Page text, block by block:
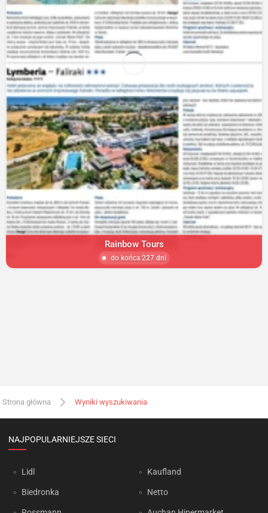
Rainbow Tours
do końca 227 dni
Strona główna Wyniki wyszukiwania
NAJPOPULARNIEJSZE SIECI
Lidl
Biedronka
Kaufland
Netto